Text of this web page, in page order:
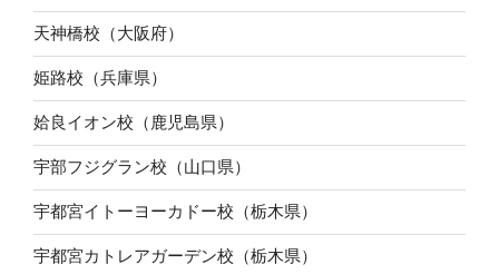
天神橋校（大阪府）
姫路校（兵庫県）
姶良イオン校（鹿児島県）
宇部フジグラン校（山口県）
宇都宮イトーヨーカドー校（栃木県）
宇都宮カトレアガーデン校（栃木県）